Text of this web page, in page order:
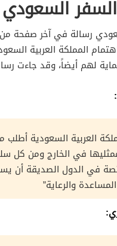
السعودي
رسالة في آخر صفحة من
المملكة العربية
لهم أيضاً، وقد جاءت
العربية السعودية
في الخارج ومن كل
في الدول الصديقة أن
والرعاية”